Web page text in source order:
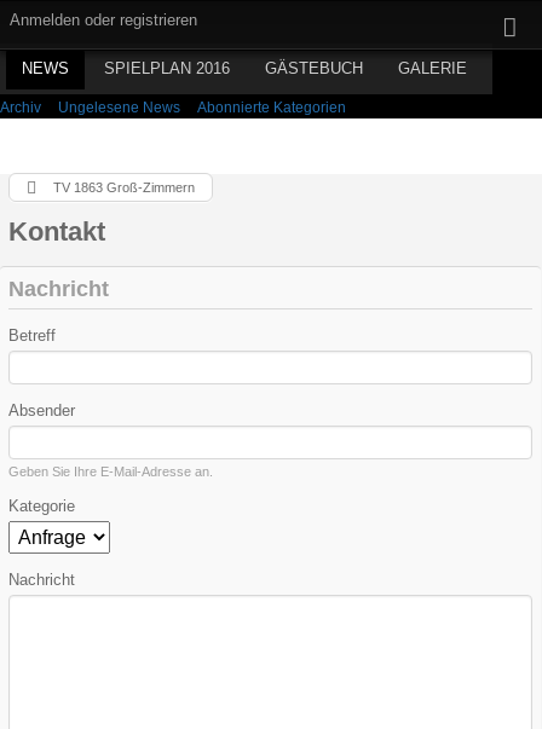
Anmelden oder registrieren
NEWS SPIELPLAN 2016 GÄSTEBUCH GALERIE
Archiv Ungelesene News Abonnierte Kategorien
TV 1863 Groß-Zimmern
Kontakt
Nachricht
Betreff
Absender
Geben Sie Ihre E-Mail-Adresse an.
Kategorie
Nachricht